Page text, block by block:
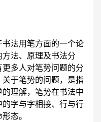
书法用笔方面的一个论
法、原理及书法分
多人对笔势问题的分
于笔势的问题，是指
理解，笔势在书法中
字与字相接、行与行
态。